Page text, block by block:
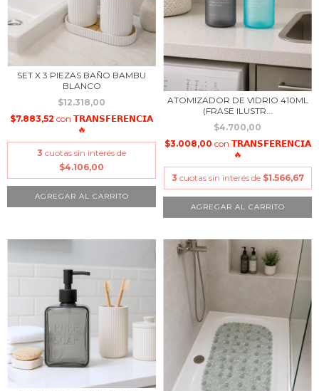
SET X 3 PIEZAS BAÑO BAMBU
BLANCO
$12.318,00
$7.883,52 con 𝗧𝗥𝗔𝗡𝗦𝗙𝗘𝗥𝗘𝗡𝗖𝗜𝗔
🔥
3 cuotas sin interés de
$4.106,00
ATOMIZADOR DE VIDRIO 410ML
(FRASE ILUSTR...
$4.700,00
$3.008,00 con 𝗧𝗥𝗔𝗡𝗦𝗙𝗘𝗥𝗘𝗡𝗖𝗜𝗔
🔥
3 cuotas sin interés de $1.566,67